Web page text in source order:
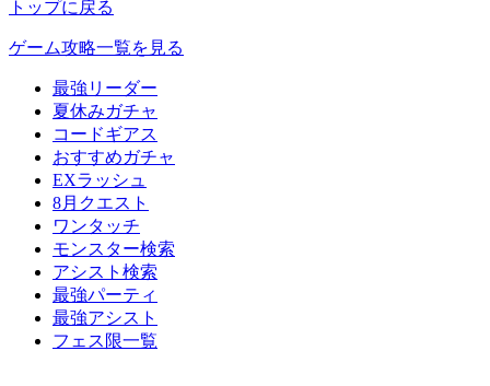
トップに戻る
ゲーム攻略一覧を見る
最強リーダー
夏休みガチャ
コードギアス
おすすめガチャ
EXラッシュ
8月クエスト
ワンタッチ
モンスター検索
アシスト検索
最強パーティ
最強アシスト
フェス限一覧